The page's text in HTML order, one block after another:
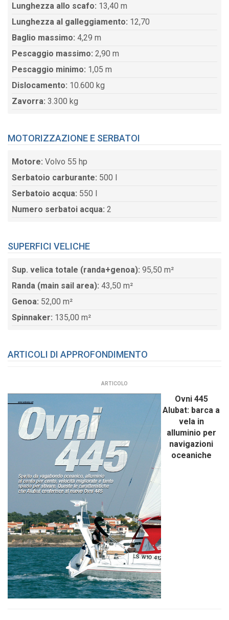
Lunghezza allo scafo: 13,40 m
Lunghezza al galleggiamento: 12,70
Baglio massimo: 4,29 m
Pescaggio massimo: 2,90 m
Pescaggio minimo: 1,05 m
Dislocamento: 10.600 kg
Zavorra: 3.300 kg
MOTORIZZAZIONE E SERBATOI
Motore: Volvo 55 hp
Serbatoio carburante: 500 l
Serbatoio acqua: 550 l
Numero serbatoi acqua: 2
SUPERFICI VELICHE
Sup. velica totale (randa+genoa): 95,50 m²
Randa (main sail area): 43,50 m²
Genoa: 52,00 m²
Spinnaker: 135,00 m²
ARTICOLI DI APPROFONDIMENTO
ARTICOLO
Ovni 445
Alubat: barca a
vela in
alluminio per
navigazioni
oceaniche